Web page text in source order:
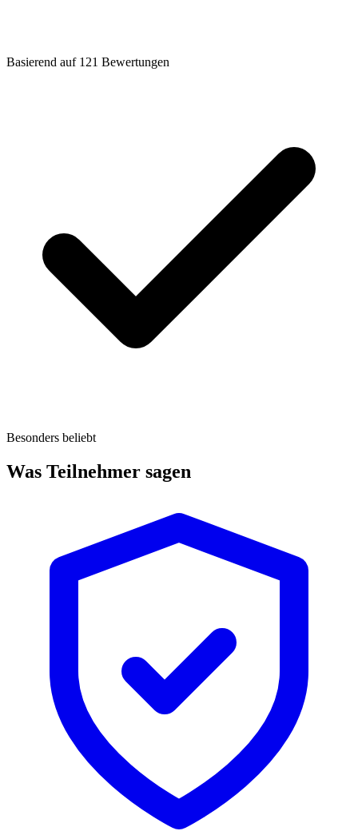
Basierend auf 121 Bewertungen
Besonders beliebt
Was Teilnehmer sagen